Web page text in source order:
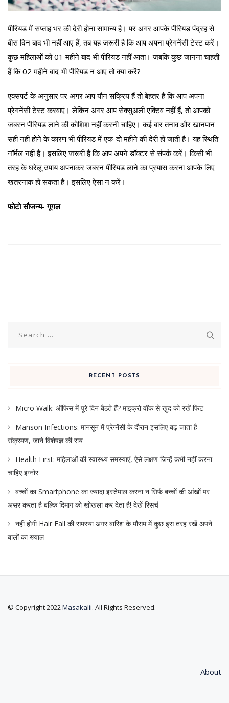
पीरियड में सप्ताह भर की देरी होना सामान्य है। पर अगर आपके पीरियड पंद्रह से
बीस दिन बाद भी नहीं आए हैं, तब यह जरूरी है कि आप अपना प्रेगनेंसी टेस्ट करें।
कुछ महिलाओं को 01 महीने बाद भी पीरियड नहीं आता। जबकि कुछ जानना चाहती
हैं कि 02 महीने बाद भी पीरियड न आए तो क्या करें?
एक्सपर्ट के अनुसार पर अगर आप यौन सक्रिय हैं तो बेहतर है कि आप अपना
प्रेगनेंसी टेस्ट करवाएं। लेकिन अगर आप सेक्सुअली एक्टिव नहीं हैं, तो आपको
जबरन पीरियड लाने की कोशिश नहीं करनी चाहिए। कई बार तनाव और खानपान
सही नहीं होने के कारण भी पीरियड में एक-दो महीने की देरी हो जाती है। यह स्थिति
नॉर्मल नहीं है। इसलिए जरूरी है कि आप अपने डॉक्टर से संपर्क करें। किसी भी
तरह के घरेलू उपाय अपनाकर जबरन पीरियड लाने का प्रयास करना आपके लिए
खतरनाक हो सकता है। इसलिए ऐसा न करें।
फोटो सौजन्य- गूगल
RECENT POSTS
Micro Walk: ऑफिस में पूरे दिन बैठते हैं? माइक्रो वॉक से खुद को रखें फिट
Manson Infections: मानसून में प्रेग्नेंसी के दौरान इसलिए बढ़ जाता है
संक्रमण, जाने विशेषज्ञ की राय
Health First: महिलाओं की स्वास्थ्य समस्याएं, ऐसे लक्षण जिन्हें कभी नहीं करना
चाहिए इग्नोर
बच्चों का Smartphone का ज्यादा इस्तेमाल करना न सिर्फ बच्चों की आंखों पर
असर करता है बल्कि दिमाग को खोखला कर देता है! देखें रिसर्च
नहीं होगी Hair Fall की समस्या अगर बारिश के मौसम में कुछ इस तरह रखें अपने
बालों का ख्याल
© Copyright 2022Masakalii. All Rights Reserved.
About